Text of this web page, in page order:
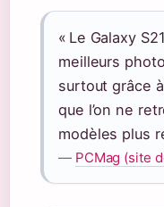
« Le Galaxy
meilleurs
surtout grâce
que l’on ne
modèles plus
— PCMag (site